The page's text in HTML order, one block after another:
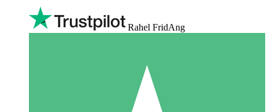
Rahel FridAng